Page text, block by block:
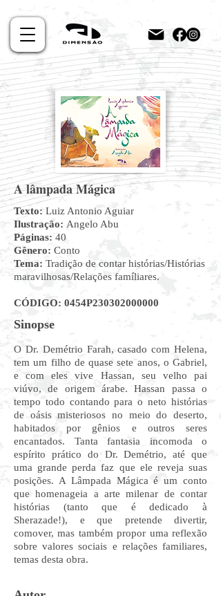
A lâmpada Mágica
Texto: Luiz Antonio Aguiar
Ilustração: Angelo Abu
Páginas: 40
Gênero: Conto
Tema: Tradição de contar histórias/Histórias
maravilhosas/Relações famíliares.
CÓDIGO: 0454P230302000000
Sinopse
O Dr. Demétrio Farah, casado com Helena,
tem um filho de quase sete anos, o Gabriel,
e com eles vive Hassan, seu velho pai
viúvo, de origem árabe. Hassan passa o
tempo todo contando para o neto histórias
de oásis misteriosos no meio do deserto,
habitados por gênios e outros seres
encantados. Tanta fantasia incomoda o
espírito prático do Dr. Demétrio, até que
uma grande perda faz que ele reveja suas
posições. A Lâmpada Mágica é um conto
que homenageia a arte milenar de contar
histórias (tanto que é dedicado à
Sherazade!), e que pretende divertir,
comover, mas também propor uma reflexão
sobre valores sociais e relações familiares,
temas desta obra.